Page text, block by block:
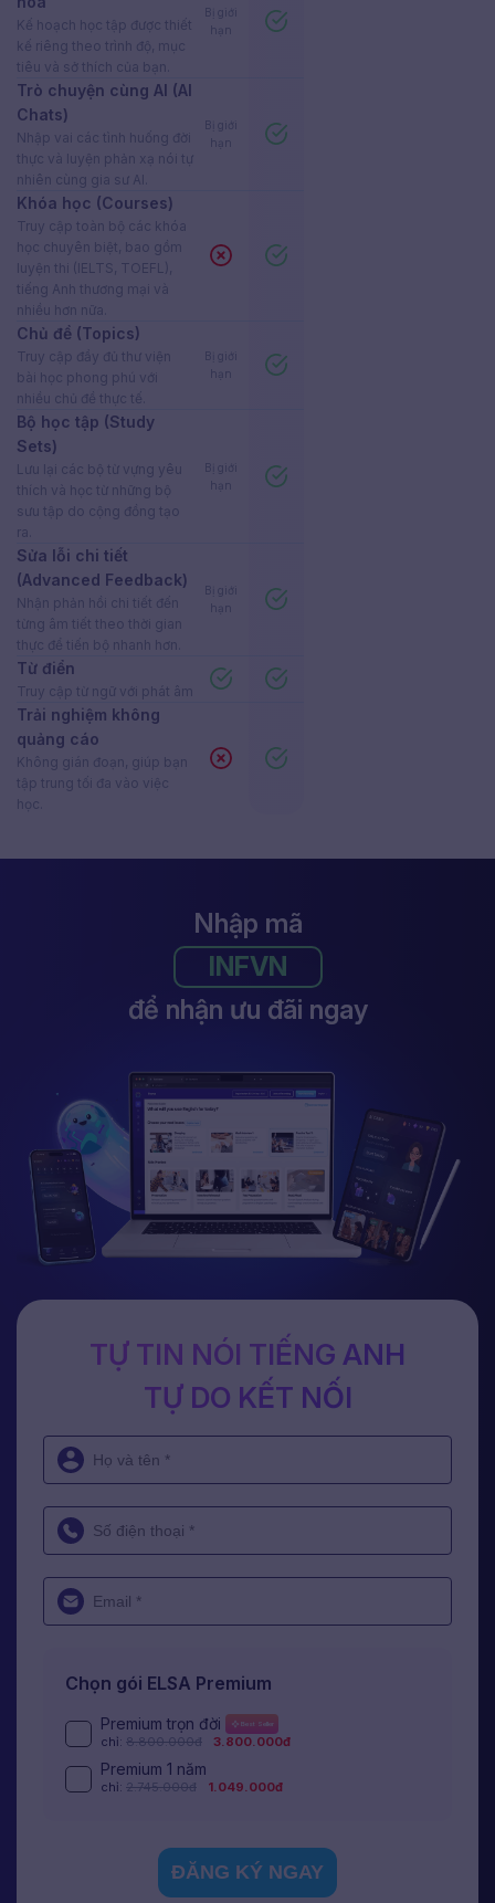
Kế hoạch học tập được thiết
kế riêng theo trình độ, mục
tiêu và sở thích của bạn.
Bị giới
hạn
Trò chuyện cùng AI (AI
Chats)
Nhập vai các tình huống đời
thực và luyện phản xạ nói tự
nhiên cùng gia sư AI.
Bị giới
hạn
Khóa học (Courses)
Truy cập toàn bộ các khóa
học chuyên biệt, bao gồm
luyện thi (IELTS, TOEFL),
tiếng Anh thương mại và
nhiều hơn nữa.
Chủ đề (Topics)
Truy cập đầy đủ thư viện
bài học phong phú với
nhiều chủ đề thực tế.
Bị giới
hạn
Bộ học tập (Study
Sets)
Lưu lại các bộ từ vựng yêu
thích và học từ những bộ
sưu tập do cộng đồng tạo
ra.
Bị giới
hạn
Sửa lỗi chi tiết
(Advanced Feedback)
Nhận phản hồi chi tiết đến
từng âm tiết theo thời gian
thực để tiến bộ nhanh hơn.
Bị giới
hạn
Từ điển
Truy cập từ ngữ với phát âm
Trải nghiệm không
quảng cáo
Không gián đoạn, giúp bạn
tập trung tối đa vào việc
học.
Nhập mã
INFVN
để nhận ưu đãi ngay
TỰ TIN NÓI TIẾNG ANH
TỰ DO KẾT NỐI
Chọn gói ELSA Premium
Premium trọn đời Best Seller
chỉ: 8.800.000đ 3.800.000đ
Premium 1 năm
chỉ: 2.745.000đ 1.049.000đ
ĐĂNG KÝ NGAY